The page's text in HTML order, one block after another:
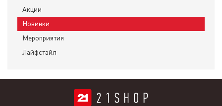
Акции
Новинки
Мероприятия
Лайфстайл